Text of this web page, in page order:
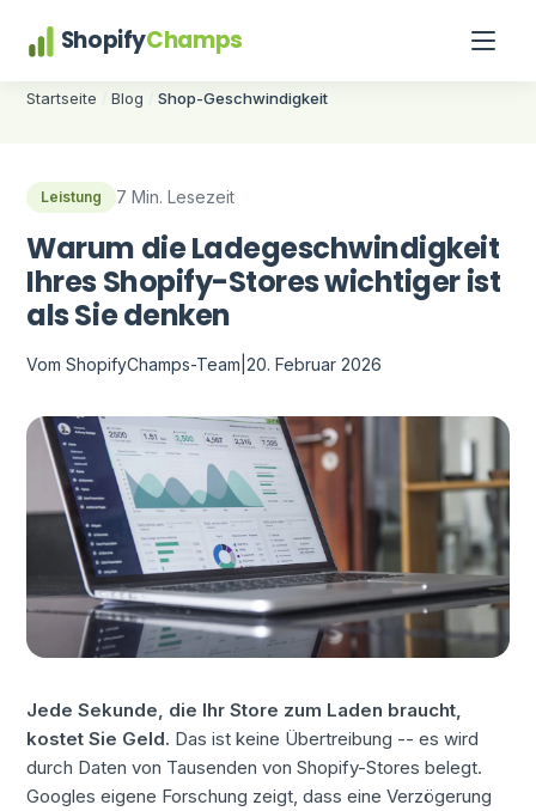
ShopifyChamps
Startseite Blog Shop-Geschwindigkeit
Leistung 7 Min. Lesezeit
Warum die Ladegeschwindigkeit
Ihres Shopify-Stores wichtiger ist
als Sie denken
Vom ShopifyChamps-Team |20. Februar 2026
Jede Sekunde, die Ihr Store zum Laden braucht,
kostet Sie Geld. Das ist keine Übertreibung -- es wird
durch Daten von Tausenden von Shopify-Stores belegt.
Googles eigene Forschung zeigt, dass eine Verzögerung